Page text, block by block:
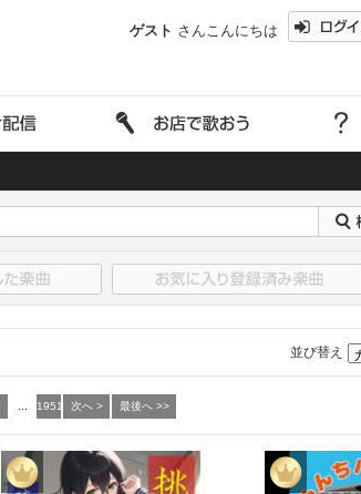
ゲスト さんこんにちは
並び替え
1951 次へ > 最後へ >>